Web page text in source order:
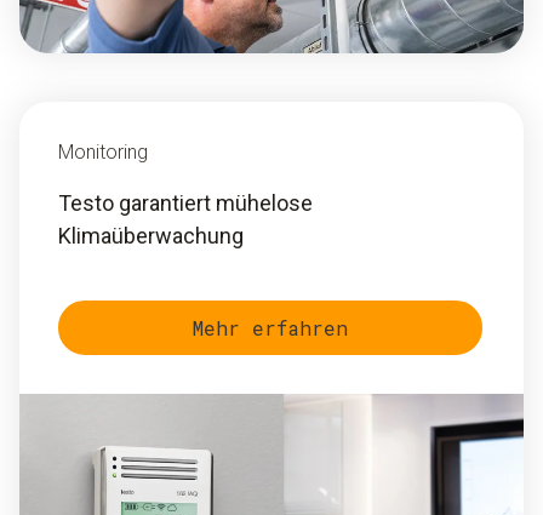
Monitoring
Testo garantiert mühelose
Klimaüberwachung
Mehr erfahren